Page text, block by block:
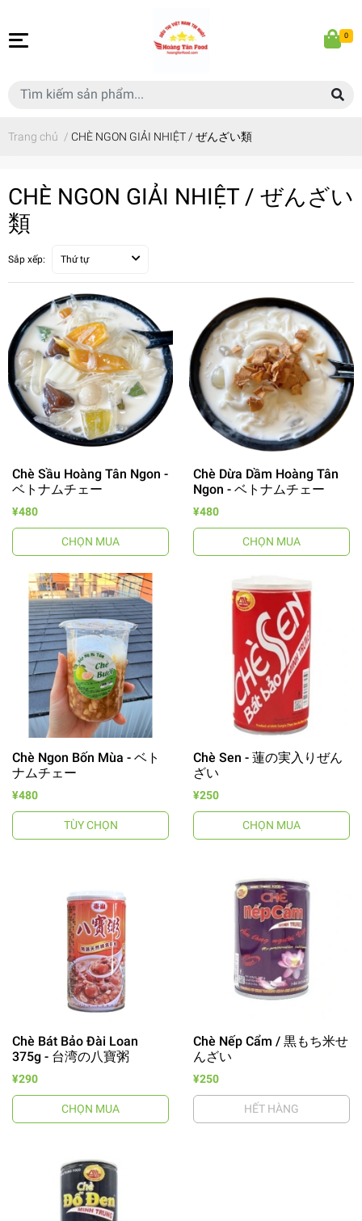
0
Trang chủ / CHÈ NGON GIẢI NHIỆT / ぜんざい類
CHÈ NGON GIẢI NHIỆT / ぜんざい
類
Sắp xếp: Thứ tự
Chè Sầu Hoàng Tân Ngon -
ベトナムチェー
¥480
CHỌN MUA
Chè Dừa Dầm Hoàng Tân
Ngon - ベトナムチェー
¥480
CHỌN MUA
Chè Ngon Bốn Mùa - ベト
ナムチェー
¥480
TÙY CHỌN
Chè Sen - 蓮の実入りぜん
ざい
¥250
CHỌN MUA
Chè Bát Bảo Đài Loan
375g - 台湾の八寶粥
¥290
CHỌN MUA
Chè Nếp Cẩm / 黒もち米せ
んざい
¥250
HẾT HÀNG